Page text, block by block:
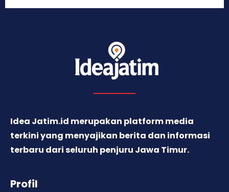
Idea Jatim.id merupakan platform media
terkini yang menyajikan berita dan informasi
terbaru dari seluruh penjuru Jawa Timur.
Profil